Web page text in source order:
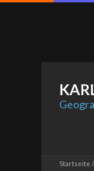
Startseite